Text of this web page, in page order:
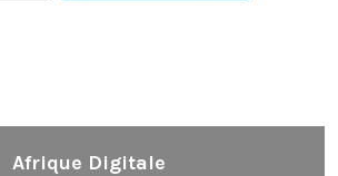
Afrique Digitale